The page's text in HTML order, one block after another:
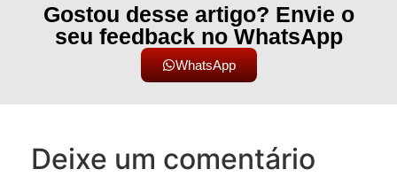
Gostou desse artigo? Envie o
seu feedback no WhatsApp
WhatsApp
Deixe um comentário